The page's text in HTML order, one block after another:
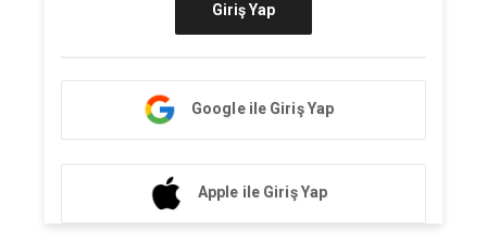
Giriş Yap
Google ile Giriş Yap
Apple ile Giriş Yap